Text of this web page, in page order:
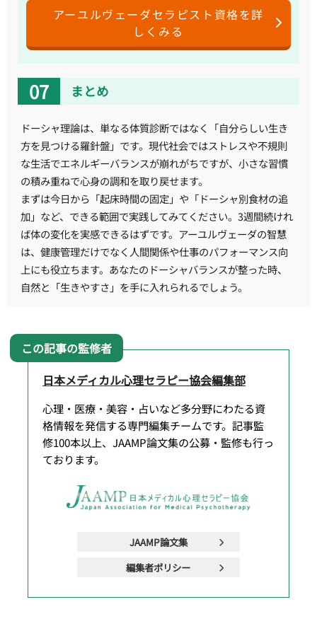
アーユルヴェーダセラピスト資格を詳
しくみる
まとめ
ドーシャ理論は、単なる体質診断ではなく「自分らしい生き
方を見つける羅針盤」です。現代社会ではストレスや不規則
な生活でエネルギーバランスが崩れがちですが、小さな習慣
の積み重ねで心身の調和を取り戻せます。
まずは今日から「起床時間の固定」や「ドーシャ別食材の追
加」など、できる範囲で実践してみてください。3週間続けれ
ば体の変化を実感できるはずです。アーユルヴェーダの智慧
は、健康管理だけでなく人間関係や仕事のパフォーマンス向
上にも役立ちます。あなたのドーシャバランスが整った時、
自然と「生きやすさ」を手に入れられるでしょう。
日本メディカル心理セラピー協会編集部
心理・医療・美容・占いなど多分野にわたる資
格情報を発信する専門編集チームです。記事監
修100本以上、JAAMP論文集の公募・監修も行っ
ております。
JAAMP論文集
編集者ポリシー